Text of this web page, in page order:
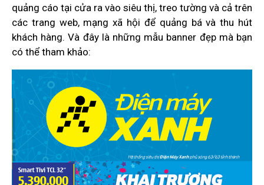
quảng cáo tại cửa ra vào siêu thị, treo tường và cả trên
các trang web, mạng xã hội để quảng bá và thu hút
khách hàng. Và đây là những mẫu banner đẹp mà bạn
có thể tham khảo: